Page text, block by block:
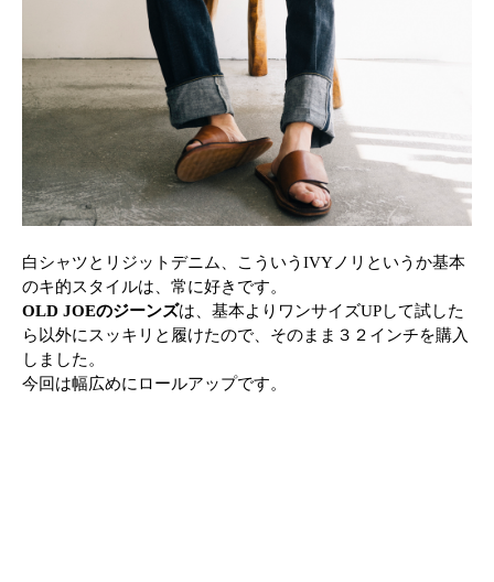
白シャツとリジットデニム、こういうIVYノリというか基本
のキ的スタイルは、常に好きです。
OLD JOEのジーンズは、基本よりワンサイズUPして試した
ら以外にスッキリと履けたので、そのまま３２インチを購入
しました。
今回は幅広めにロールアップです。